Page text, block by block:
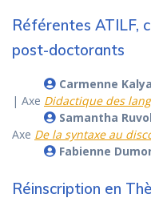
Référentes ATILF,
post-doctorants
Carmenne
| Axe Didactique des
Samantha
Axe De la syntaxe au
Fabienne
Réinscription en